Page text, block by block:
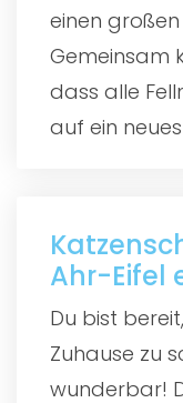
einen
Gemeinsam
dass alle
auf ein
Ahr-Eifel
Du bist
Zuhause zu
wunderbar!